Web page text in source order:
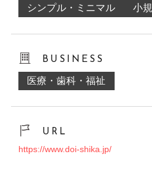
シンプル・ミニマル
小
BUSINESS
医療・歯科・福祉
URL
https://www.doi-shika.jp/